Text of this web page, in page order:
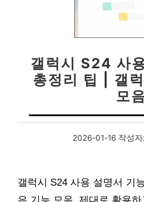
갤럭시 S24 사
총정리 팁 | 갤
모
2026-01-16 작성자:
갤럭시 S24 사용 설명서 기